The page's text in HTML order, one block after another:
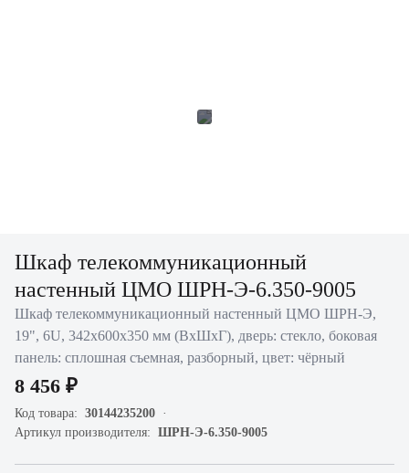
Шкаф телекоммуникационный
настенный ЦМО ШРН-Э-6.350-9005
Шкаф телекоммуникационный настенный ЦМО ШРН-Э,
19", 6U, 342х600х350 мм (ВхШхГ), дверь: стекло, боковая
панель: сплошная съемная, разборный, цвет: чёрный
8 456 ₽
Код товара: 30144235200
Артикул производителя: ШРН-Э-6.350-9005